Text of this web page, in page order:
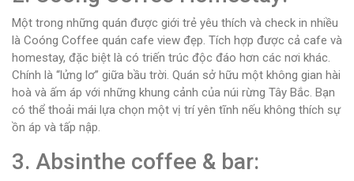
Một trong những quán được giới trẻ yêu thích và check in nhiều
là Coóng Coffee quán cafe view đẹp. Tích hợp được cả cafe và
homestay, đặc biệt là có triến trúc độc đáo hơn các nơi khác.
Chính là “lửng lơ” giữa bầu trời. Quán sở hữu một không gian hài
hoà và ấm áp với những khung cảnh của núi rừng Tây Bắc. Bạn
có thể thoải mái lựa chọn một vị trí yên tĩnh nếu không thích sự
ồn áp và tấp nập.
3. Absinthe coffee & bar: